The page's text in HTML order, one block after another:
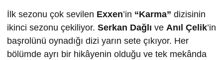
İlk sezonu çok sevilen Exxen’in “Karma” dizisinin
ikinci sezonu çekiliyor. Serkan Dağlı ve Anıl Çelik’in
başrolünü oynadığı dizi yarın sete çıkıyor. Her
bölümde ayrı bir hikâyenin olduğu ve tek mekânda